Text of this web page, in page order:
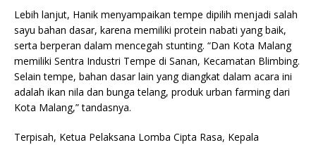
Lebih lanjut, Hanik menyampaikan tempe dipilih menjadi salah
sayu bahan dasar, karena memiliki protein nabati yang baik,
serta berperan dalam mencegah stunting. “Dan Kota Malang
memiliki Sentra Industri Tempe di Sanan, Kecamatan Blimbing.
Selain tempe, bahan dasar lain yang diangkat dalam acara ini
adalah ikan nila dan bunga telang, produk urban farming dari
Kota Malang,” tandasnya.
Terpisah, Ketua Pelaksana Lomba Cipta Rasa, Kepala